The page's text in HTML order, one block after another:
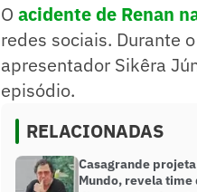
O acidente de Renan
redes sociais. Durante
apresentador Sikêra
episódio.
RELACIONADAS
Casagrande
Mundo, revela time